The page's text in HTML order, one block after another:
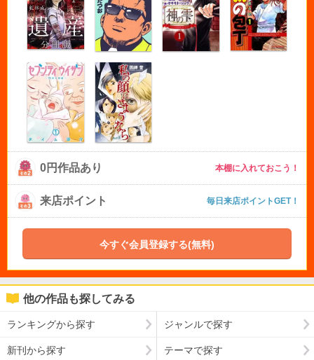
0円作品あり 本棚に入れておこう！
来店ポイント 毎日来店ポイントGET！
今すぐ会員登録する(無料)
他の作品も探してみる
ランキングから探す ジャンルで探す
新刊から探す テーマで探す